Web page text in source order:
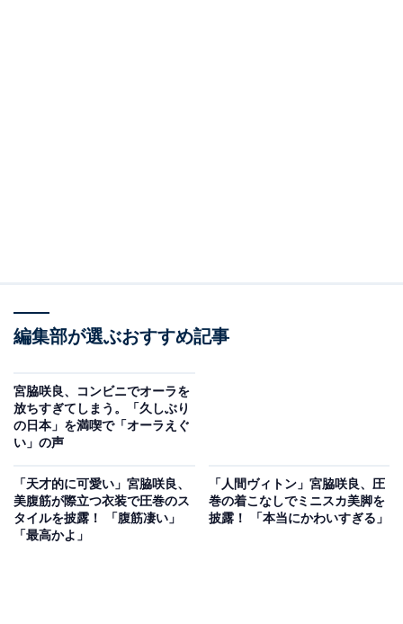
編集部が選ぶおすすめ記事
宮脇咲良、コンビニでオーラを
放ちすぎてしまう。「久しぶり
の日本」を満喫で「オーラえぐ
い」の声
「天才的に可愛い」宮脇咲良、
美腹筋が際立つ衣装で圧巻のス
タイルを披露！ 「腹筋凄い」
「最高かよ」
「人間ヴィトン」宮脇咲良、圧
巻の着こなしでミニスカ美脚を
披露！ 「本当にかわいすぎる」